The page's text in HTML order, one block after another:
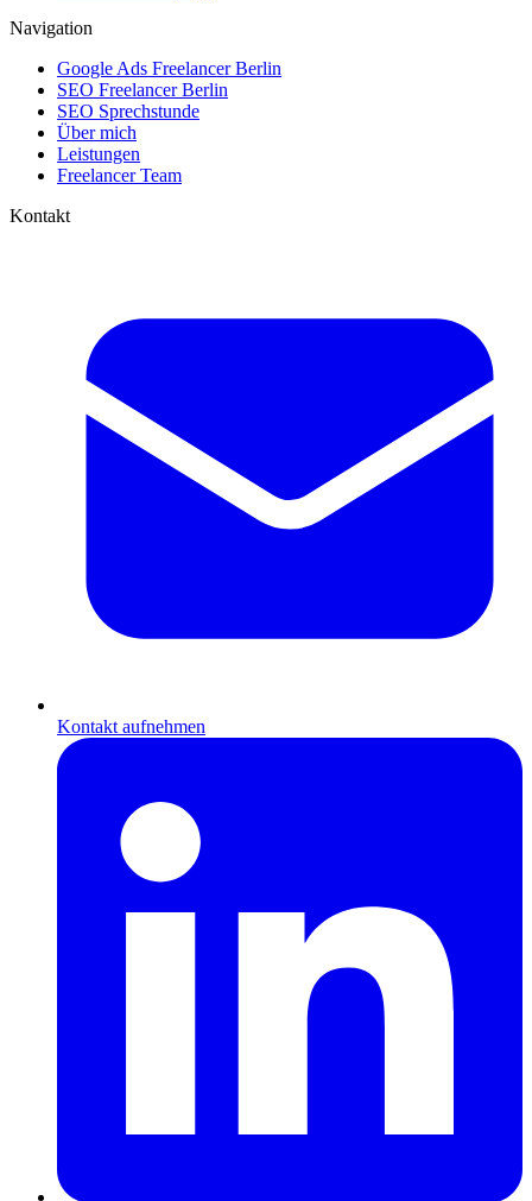
Navigation
Google Ads Freelancer Berlin
SEO Freelancer Berlin
SEO Sprechstunde
Über mich
Leistungen
Freelancer Team
Kontakt
Kontakt aufnehmen